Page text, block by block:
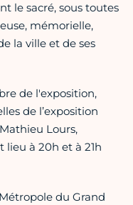
le sacré, sous toutes
mémorielle,
la ville et de ses
de l'exposition,
de l’exposition
Lours,
lieu à 20h et à 21h
du Grand